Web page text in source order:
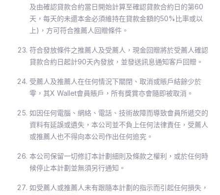
及由確認貸款合約當日開始計算至確認貸款合約日的第60
天，每天的未還本金必須維持在貸款金額的50%比率或以
上)，方可符合推薦人回贈條件。
符合發放條件之推薦人及受薦人，現金回贈將於受薦人確認
貸款合約日起計90天內發放，並發送訊息通知客戶回贈。
受薦人及推薦人在任何情況下關閉、取消或賬戶結餘少於
零，其X Wallet會員賬戶，所有獎賞亦會隨即被取消。
如因任何電腦、網絡、電話、技術故障而導致會員所遞交的
資料有延誤或遺失，本公司並不負上任何法律責任，受薦人
或推薦人也不得向本公司作出任何追究。
本公司保留一切修訂本計劃細則及條款之權利，或於任何時
候停止本計劃並無須另行通知。
如受薦人或推薦人未有跟隨本計劃的指示而引起任何損失，